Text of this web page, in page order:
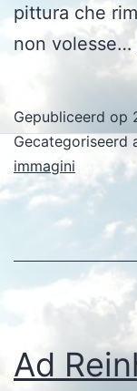
pittura che
non volesse…
Gepubliceerd op
Gecategoriseerd
immagini
Ad